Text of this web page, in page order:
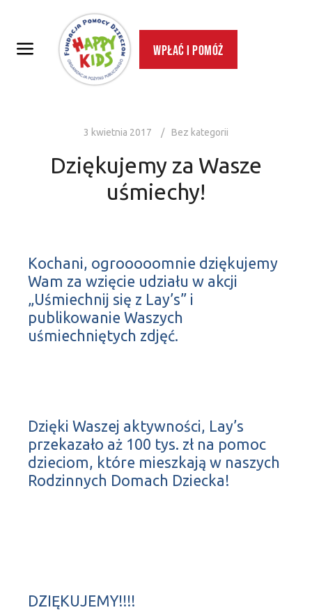
Wpłać i pomóż
3 kwietnia 2017 Bez kategorii
Dziękujemy za Wasze
uśmiechy!
Kochani, ogrooooomnie dziękujemy
Wam za wzięcie udziału w akcji
„Uśmiechnij się z Lay’s” i
publikowanie Waszych
uśmiechniętych zdjęć.
Dzięki Waszej aktywności, Lay’s
przekazało aż 100 tys. zł na pomoc
dzieciom, które mieszkają w naszych
Rodzinnych Domach Dziecka!
DZIĘKUJEMY!!!!